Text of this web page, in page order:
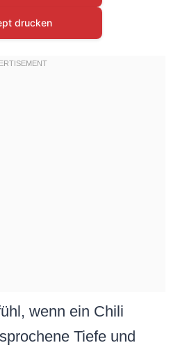
drucken
wenn ein Chili
Tiefe und